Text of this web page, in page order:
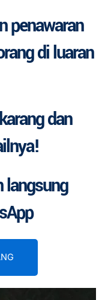
penawaran
di luaran
dan
langsung